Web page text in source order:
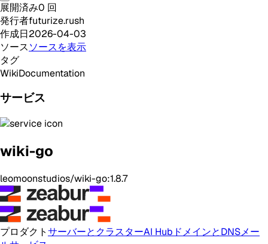
展開済み0 回
発行者futurize.rush
作成日2026-04-03
ソースソースを表示
タグ
WikiDocumentation
サービス
wiki-go
leomoonstudios/wiki-go:1.8.7
プロダクトサーバーとクラスターAI Hub ドメインとDNSメー